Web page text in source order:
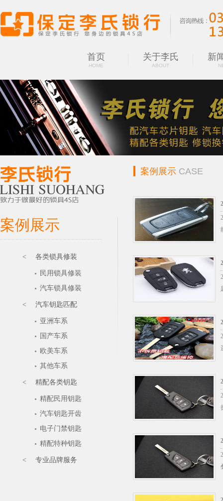
首页
HOME
关于李氏
ABOUT
新
案例展示
< 各类锁具修装
民用锁具修装
汽车锁具修装
< 汽车钥匙匹配
亚洲车系
国产车系
欧美车系
其他车系
< 精配各类钥匙
精配民用钥匙
汽车钥匙开齿
电子门禁钥匙
精配特种钥匙
< 专业品牌服务
案例展示 CASE